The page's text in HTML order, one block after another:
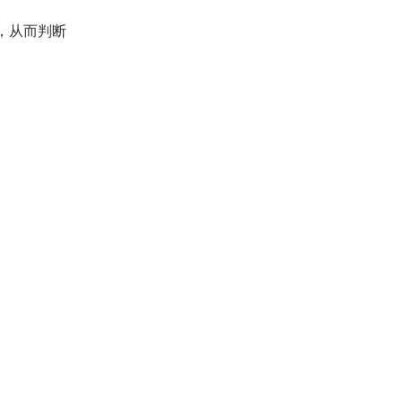
从而判断